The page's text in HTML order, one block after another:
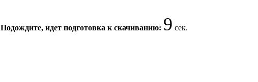
Подождите, идет подготовка к скачиванию: 9 сек.